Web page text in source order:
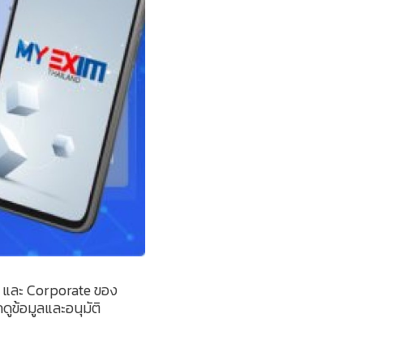
ะ Corporate ของ
ดูข้อมูลและอนุมัติ